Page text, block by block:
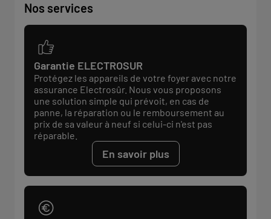
Nos services
Garantie ELECTROSUR
Protégez les appareils de votre foyer avec notre
assurance Electrosûr. Nous vous proposons
une solution simple qui prévoit, en cas de
panne, la réparation ou le remboursement au
prix de sa valeur à neuf si celui-ci n'est pas
réparable.
En savoir plus